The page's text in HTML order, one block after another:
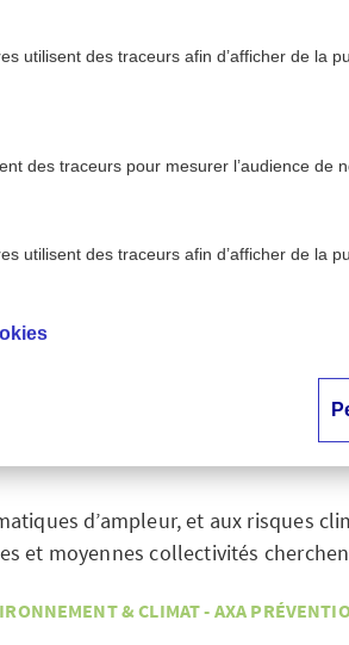
fondées
d’ampleur, et aux risques
et moyennes collectivités
& CLIMAT - AXA
utilisent des traceurs afin d’afficher de la
des traceurs pour mesurer l’audience de
utilisent des traceurs afin d’afficher de la